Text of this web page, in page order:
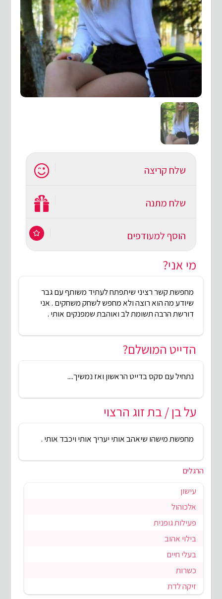
שלח קריצה
שלח מתנה
הוסף למעודפים
מי אני?
מחפשת קשר רציני שיתפתח לעתיד משותף עם גבר
שיודע מה הוא רוצה ולא מחפש לשחק משחקים . אני
דורשת הרבה תשומת לב ואוהבת שמפנקים אותי .
הדייט המושלם?
נתחיל עם סקס בדייט הראשון ואז נמשיך....
על בן / בת זוג הרצוי
מחפשת מישהו שיאהב אותי יעריך אותי ויכבד אותי .
הרגלים
עישון
אלכוהול
פעילות גופנית
בילוי אהוב
בעלי חיים
כשרות
זיקה לדת